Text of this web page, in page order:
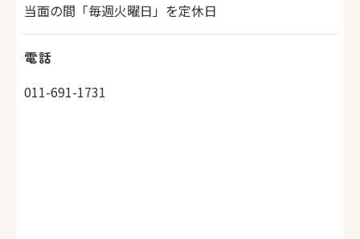
当面の間「毎週火曜日」を定休日
電話
011-691-1731